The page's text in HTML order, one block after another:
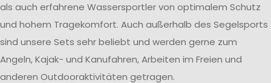
als auch erfahrene Wassersportler von optimalem Schutz
und hohem Tragekomfort. Auch außerhalb des Segelsports
sind unsere Sets sehr beliebt und werden gerne zum
Angeln, Kajak- und Kanufahren, Arbeiten im Freien und
anderen Outdooraktivitäten getragen.